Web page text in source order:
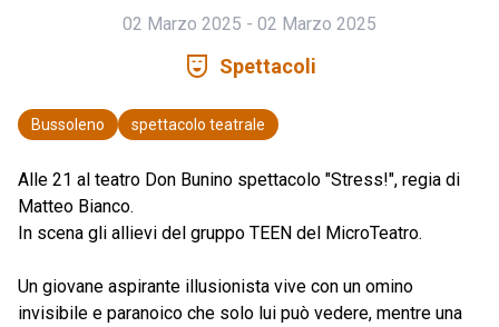
02 Marzo 2025 - 02 Marzo 2025
comedy_mask Spettacoli
Bussoleno spettacolo teatrale
Alle 21 al teatro Don Bunino spettacolo "Stress!", regia di
Matteo Bianco.
In scena gli allievi del gruppo TEEN del MicroTeatro.
Un giovane aspirante illusionista vive con un omino
invisibile e paranoico che solo lui può vedere, mentre una